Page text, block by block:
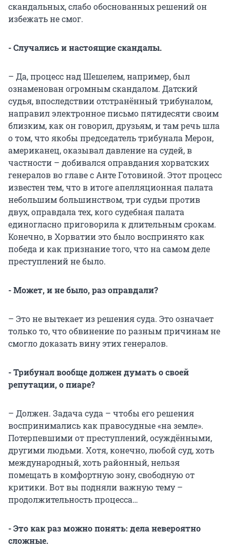
скандальных, слабо обоснованных решений он
избежать не смог.
- Случались и настоящие скандалы.
– Да, процесс над Шешелем, например, был
ознаменован огромным скандалом. Датский
судья, впоследствии отстранённый трибуналом,
направил электронное письмо пятидесяти своим
близким, как он говорил, друзьям, и там речь шла
о том, что якобы председатель трибунала Мерон,
американец, оказывал давление на судей, в
частности – добивался оправдания хорватских
генералов во главе с Анте Готовиной. Этот процесс
известен тем, что в итоге апелляционная палата
небольшим большинством, три судьи против
двух, оправдала тех, кого судебная палата
единогласно приговорила к длительным срокам.
Конечно, в Хорватии это было воспринято как
победа и как признание того, что на самом деле
преступлений не было.
- Может, и не было, раз оправдали?
– Это не вытекает из решения суда. Это означает
только то, что обвинение по разным причинам не
смогло доказать вину этих генералов.
- Трибунал вообще должен думать о своей
репутации, о пиаре?
– Должен. Задача суда – чтобы его решения
воспринимались как правосудные «на земле».
Потерпевшими от преступлений, осуждёнными,
другими людьми. Хотя, конечно, любой суд, хоть
международный, хоть районный, нельзя
помещать в комфортную зону, свободную от
критики. Вот вы подняли важную тему –
продолжительность процесса…
- Это как раз можно понять: дела невероятно
сложные.